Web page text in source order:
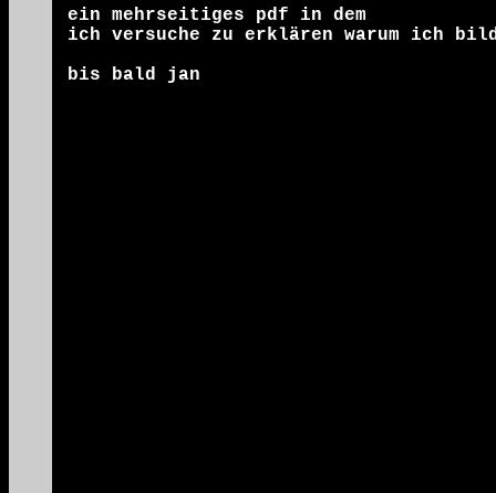
ein mehrseitiges pdf in dem
ich versuche zu erklären warum ich
bis bald jan